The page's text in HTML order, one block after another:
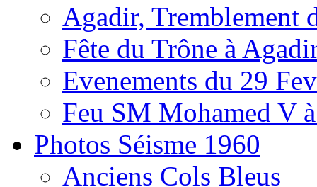
Agadir, Tremblement
Fête du Trône à
Evenements du 29
Feu SM Mohamed V
Photos Séisme 1960
Anciens Cols Bleus